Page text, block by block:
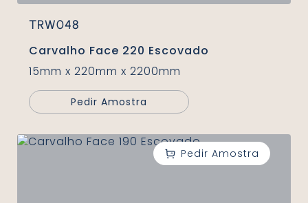
TRW048
Carvalho Face 220 Escovado
15mm x 220mm x 2200mm
Pedir Amostra